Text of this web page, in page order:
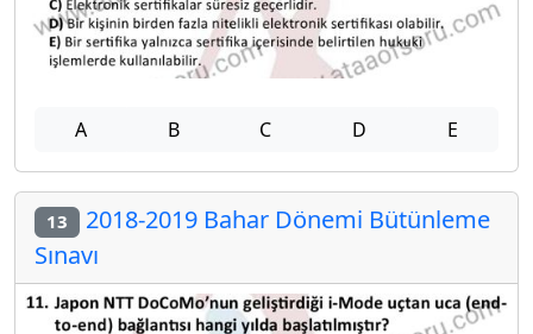
A B C D E
13 2018-2019 Bahar Dönemi Bütünleme
Sınavı